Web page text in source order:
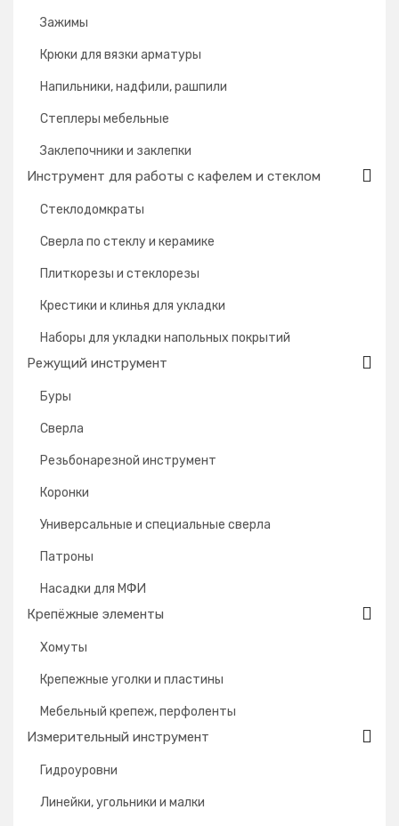
Зажимы
Крюки для вязки арматуры
Напильники, надфили, рашпили
Степлеры мебельные
Заклепочники и заклепки
Инструмент для работы с кафелем и стеклом
Стеклодомкраты
Сверла по стеклу и керамике
Плиткорезы и стеклорезы
Крестики и клинья для укладки
Наборы для укладки напольных покрытий
Режущий инструмент
Буры
Сверла
Резьбонарезной инструмент
Коронки
Универсальные и специальные сверла
Патроны
Насадки для МФИ
Крепёжные элементы
Хомуты
Крепежные уголки и пластины
Мебельный крепеж, перфоленты
Измерительный инструмент
Гидроуровни
Линейки, угольники и малки